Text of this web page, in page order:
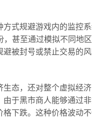
式规避游戏内的监控
甚至通过模拟不同地
被封号或禁止交易的
态，还对整个虚拟经
于黑市商人能够通过
下跌。这种价格波动